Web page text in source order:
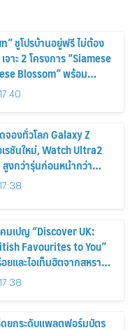
” ชูโปรบ้านอยู่ฟรี ไม่ต้อง
าะ 2 โครงการ “Siamese
Blossom” พร้อม
พิเศษถึง 31 สิงหาคม
จองทั่วโลก Galaxy Z
เรชันใหม่, Watch Ultra2
งกว่ารุ่นก่อนหน้ากว่า
มเปญ “Discover UK:
Favourites to You”
และไอเท็มฮิตจากสหราช
รงถึงมือตั้งแต่วันนี้ – 18
ยกระดับแพลตฟอร์มบัตร